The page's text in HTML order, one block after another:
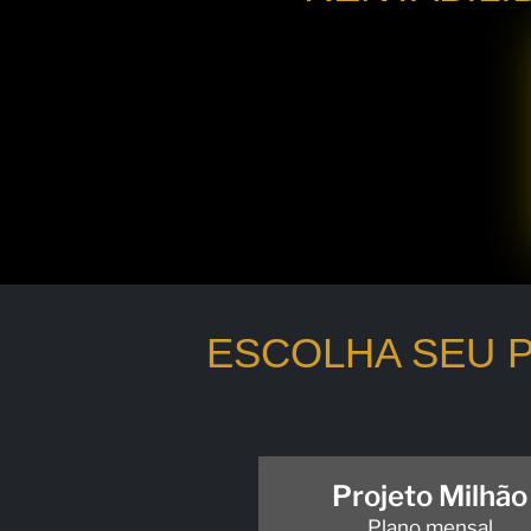
ESCOLHA SEU
Projeto Milhão